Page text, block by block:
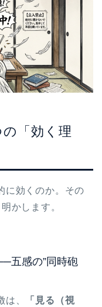
「効く理
に効くのか。その
かします。
五感の”同時砲
は、
「見る（視